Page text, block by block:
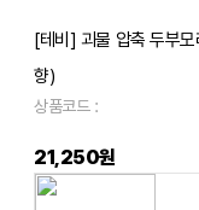
[테비] 괴물 압축 두부
향)
상품코드 :
21,250원